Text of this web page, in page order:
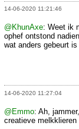
14-06-2020 11:21:46
@KhunAxe: Weet ik
ophef ontstond
wat anders gebeurt
14-06-2020 11:27:04
@Emmo: Ah,
creatieve melkklieren